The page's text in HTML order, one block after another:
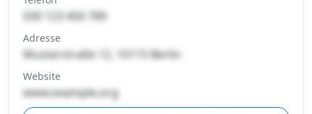
030 123 456 789
Adresse
Musterstraße 12, 10115 Berlin
Website
www.example.org